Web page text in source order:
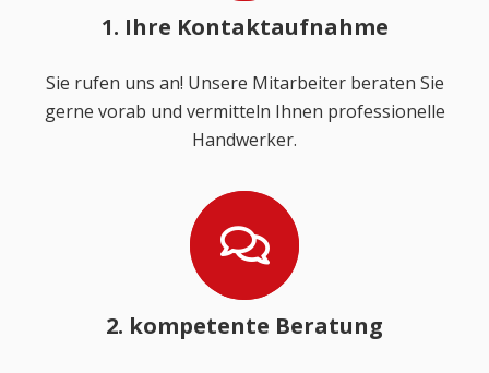
1. Ihre Kontaktaufnahme
Sie rufen uns an! Unsere Mitarbeiter beraten Sie
gerne vorab und vermitteln Ihnen professionelle
Handwerker.
2. kompetente Beratung